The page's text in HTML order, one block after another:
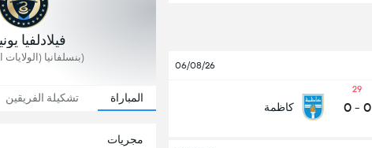
06/08/26
29
0
-
0 كاظمة
فيلادلفيا
(بنسلفانيا
المباراة تشكيلة الفريقين
مجريات